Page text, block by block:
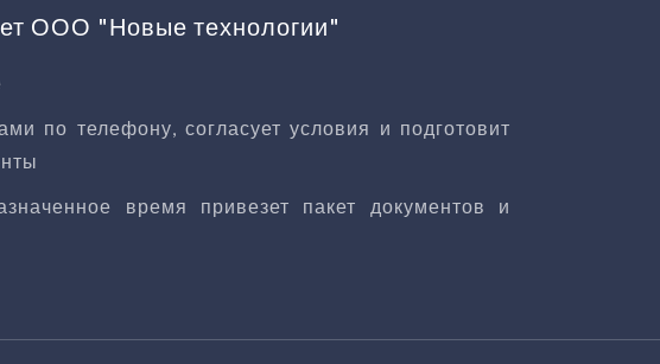
ООО "Новые технологии"
по телефону, согласует условия и подготовит
время привезет пакет документов и